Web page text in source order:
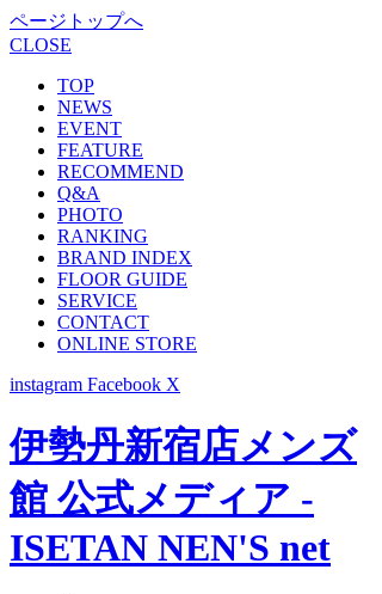
ページトップへ
CLOSE
TOP
NEWS
EVENT
FEATURE
RECOMMEND
Q&A
PHOTO
RANKING
BRAND INDEX
FLOOR GUIDE
SERVICE
CONTACT
ONLINE STORE
instagram Facebook X
伊勢丹新宿店メンズ
館 公式メディア -
ISETAN NEN'S net